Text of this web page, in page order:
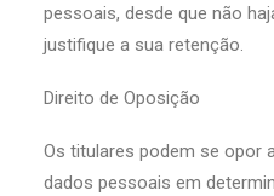
pessoais, desde que não
justifique a sua retenção.
Direito de Oposição
Os titulares podem se opor
dados pessoais em